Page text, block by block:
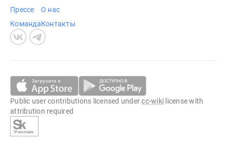
Прессе
Команда
О нас
Контакты
Public user contributions licensed undercc-wiki license with
attribution required